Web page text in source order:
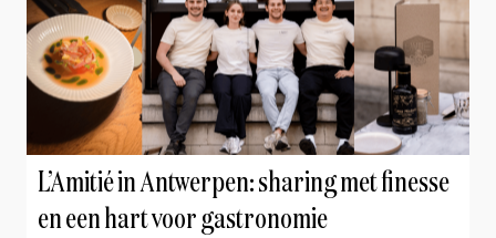
L’Amitié in Antwerpen: sharing met finesse
en een hart voor gastronomie